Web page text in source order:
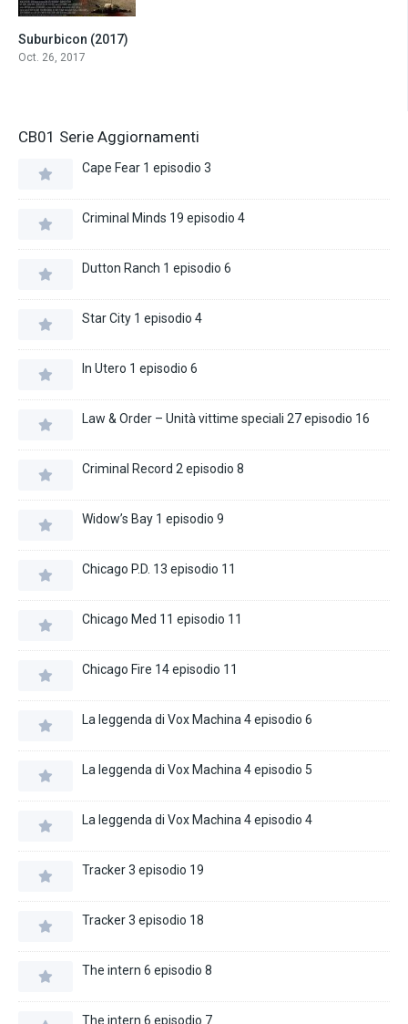
5.6
Suburbicon (2017)
Oct. 26, 2017
CB01 Serie Aggiornamenti
Cape Fear 1 episodio 3
Criminal Minds 19 episodio 4
Dutton Ranch 1 episodio 6
Star City 1 episodio 4
In Utero 1 episodio 6
Law & Order – Unità vittime speciali 27 episodio 16
Criminal Record 2 episodio 8
Widow’s Bay 1 episodio 9
Chicago P.D. 13 episodio 11
Chicago Med 11 episodio 11
Chicago Fire 14 episodio 11
La leggenda di Vox Machina 4 episodio 6
La leggenda di Vox Machina 4 episodio 5
La leggenda di Vox Machina 4 episodio 4
Tracker 3 episodio 19
Tracker 3 episodio 18
The intern 6 episodio 8
The intern 6 episodio 7